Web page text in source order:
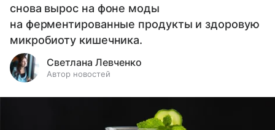
снова вырос на фоне моды
на ферментированные продукты и здоровую
микробиоту кишечника.
Светлана Левченко
Автор новостей